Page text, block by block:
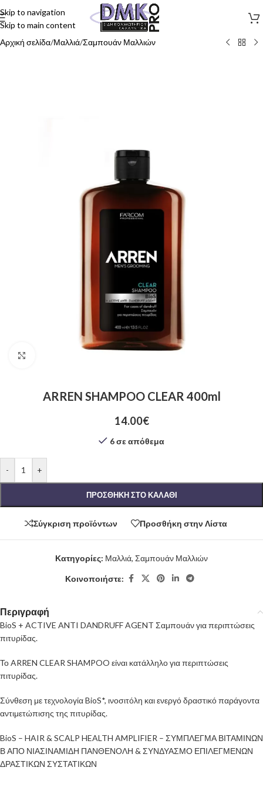
Skip to navigation
Skip to main content
Αρχική σελίδα/Μαλλιά/Σαμπουάν Μαλλιών
ARREN SHAMPOO CLEAR 400ml
14.00€
6 σε απόθεμα
- +
ΠΡΟΣΘΉΚΗ ΣΤΟ ΚΑΛΆΘΙ
Σύγκριση προϊόντων Προσθήκη στην Λίστα
Κατηγορίες: Μαλλιά, Σαμπουάν Μαλλιών
Κοινοποιήστε:
Περιγραφή
BioS + ACTIVE ANTI DANDRUFF AGENT Σαμπουάν για περιπτώσεις
πιτυρίδας.
Το ARREN CLEAR SHAMPOO είναι κατάλληλο για περιπτώσεις
πιτυρίδας.
Σύνθεση με τεχνολογία BioS*, ινοσιτόλη και ενεργό δραστικό παράγοντα
αντιμετώπισης της πιτυρίδας.
BioS – HAIR & SCALP HEALTH AMPLIFIER – ΣΥΜΠΛΕΓΜΑ ΒΙΤΑΜΙΝΩΝ
Β ΑΠΟ ΝΙΑΣΙΝΑΜΙΔΗ ΠΑΝΘΕΝΟΛΗ & ΣΥΝΔΥΑΣΜΟ ΕΠΙΛΕΓΜΕΝΩΝ
ΔΡΑΣΤΙΚΩΝ ΣΥΣΤΑΤΙΚΩΝ